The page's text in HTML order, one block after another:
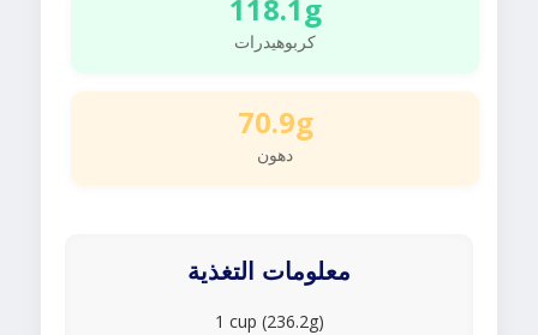
118.1g
كربوهيدرات
70.9g
دهون
معلومات التغذية
1 cup (236.2g)